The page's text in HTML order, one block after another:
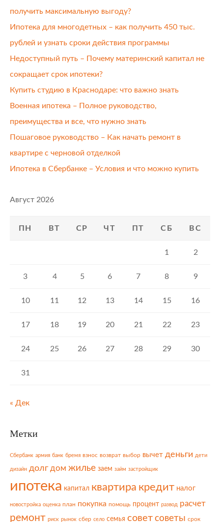
получить максимальную выгоду?
Ипотека для многодетных – как получить 450 тыс.
рублей и узнать сроки действия программы
Недоступный путь – Почему материнский капитал не
сокращает срок ипотеки?
Купить студию в Краснодаре: что важно знать
Военная ипотека – Полное руководство,
преимущества и все, что нужно знать
Пошаговое руководство – Как начать ремонт в
квартире с черновой отделкой
Ипотека в Сбербанке – Условия и что можно купить
Август 2026
ПН ВТ СР ЧТ ПТ СБ ВС
1 2
3 4 5 6 7 8 9
10 11 12 13 14 15 16
17 18 19 20 21 22 23
24 25 26 27 28 29 30
31
« Дек
Метки
Сбербанк армия банк бремя взнос возврат выбор вычет деньги дети
дизайн долг дом жилье заем займ застройщик
ипотека капитал квартира кредит налог
новостройка оценка план покупка помощь процент развод расчет
ремонт риск рынок сбер село семья совет советы срок